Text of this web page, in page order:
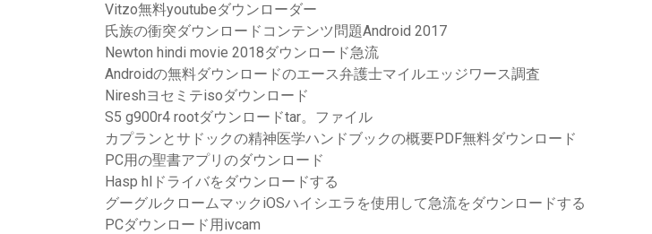
Vitzo無料youtubeダウンローダー
氏族の衝突ダウンロードコンテンツ問題Android 2017
Newton hindi movie 2018ダウンロード急流
Androidの無料ダウンロードのエース弁護士マイルエッジワース調査
Nireshヨセミテisoダウンロード
S5 g900r4 rootダウンロードtar。ファイル
カプランとサドックの精神医学ハンドブックの概要PDF無料ダウンロード
PC用の聖書アプリのダウンロード
Hasp hlドライバをダウンロードする
グーグルクロームマックiOSハイシエラを使用して急流をダウンロードする
PCダウンロード用ivcam